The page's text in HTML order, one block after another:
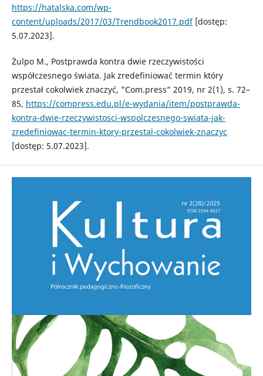
https://hatalska.com/wp-
content/uploads/2017/03/Trendbook2017.pdf[dostęp:
5.07.2023].
Żulpo M., Postprawda kontra dwie rzeczywistości
współczesnego świata. Jak zredefiniować termin który
przestał cokolwiek znaczyć, "Com.press” 2019, nr 2(1), s. 72–
85, https://compress.edu.pl/e-wydania/item/postprawda-
kontra-dwie-rzeczywistosci-wspolczesnego-swiata-jak-
zredefiniowac-termin-ktory-przestal-cokolwiek-znaczyc
[dostęp: 5.07.2023].